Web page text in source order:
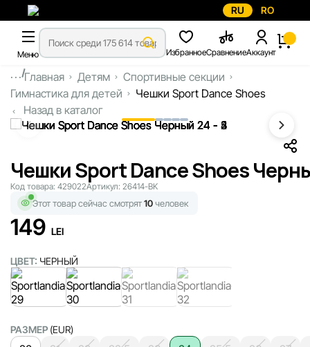
RU RO
Меню ИзбранноеСравнениеАккаунт
...Главная Детям
Спортивные секции
Гимнастика для детей
Чешки Sport Dance Shoes
Назад в каталог
Чешки Sport Dance Shoes
Код товара: 429022Артикул: 26414-BK
Этот товар сейчас смотрят10человек
149 LEI
ЦВЕТ: ЧЕРНЫЙ
РАЗМЕР (EUR)